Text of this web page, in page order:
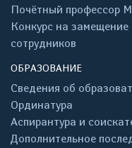
Почётный профессор
Конкурс на
сотрудников
ОБРАЗОВАНИЕ
Сведения об
Ординатура
Аспирантура и
Дополнительное